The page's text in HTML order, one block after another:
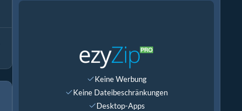
Keine Werbung
Keine Dateibeschränkungen
Desktop-Apps